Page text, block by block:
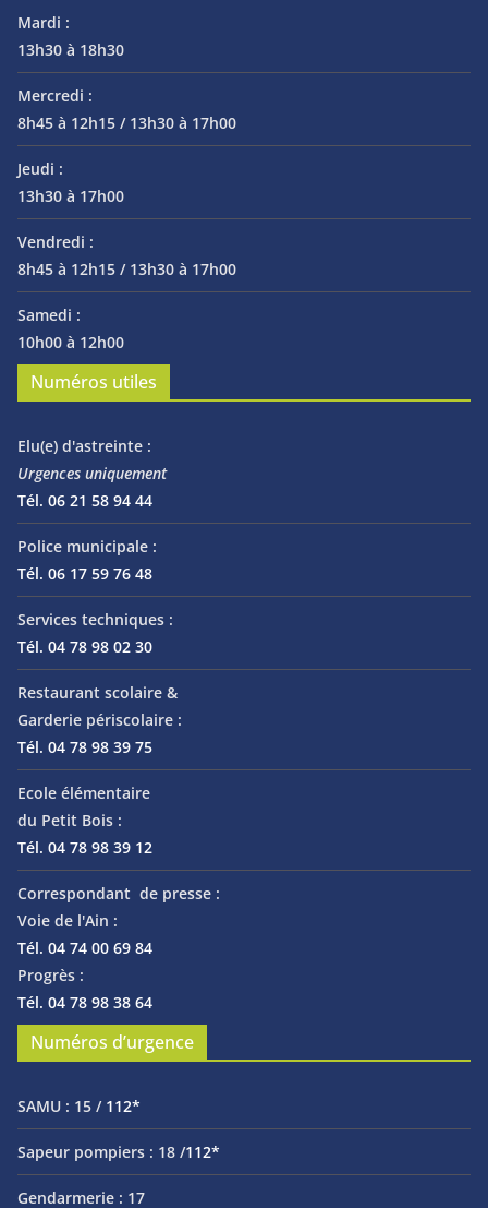
Mardi :
13h30 à 18h30
Mercredi :
8h45 à 12h15 / 13h30 à 17h00
Jeudi :
13h30 à 17h00
Vendredi :
8h45 à 12h15 / 13h30 à 17h00
Samedi :
10h00 à 12h00
Numéros utiles
Elu(e) d'astreinte :
Urgences uniquement
Tél. 06 21 58 94 44
Police municipale :
Tél. 06 17 59 76 48
Services techniques :
Tél. 04 78 98 02 30
Restaurant scolaire &
Garderie périscolaire :
Tél. 04 78 98 39 75
Ecole élémentaire
du Petit Bois :
Tél. 04 78 98 39 12
Correspondant de presse :
Voie de l'Ain :
Tél. 04 74 00 69 84
Progrès :
Tél. 04 78 98 38 64
Numéros d’urgence
SAMU : 15 / 112*
Sapeur pompiers : 18 /112*
Gendarmerie : 17